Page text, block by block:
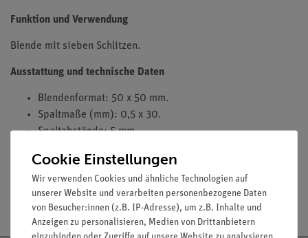
Funktion und Verwendung
Blende mit sieben Schlitzen.
Ausstattung und technische Daten
Blendenformat: 50 x 50 mm.
Spaltmaße (mm): 0,5 x 30.
Spaltabstände: 5 mm.
Versandkostenfrei ab 300,- €
Cookie Einstellungen
Wir verwenden Cookies und ähnliche Technologien auf
unserer Website und verarbeiten personenbezogene Daten
von Besucher:innen (z.B. IP-Adresse), um z.B. Inhalte und
Anzeigen zu personalisieren, Medien von Drittanbietern